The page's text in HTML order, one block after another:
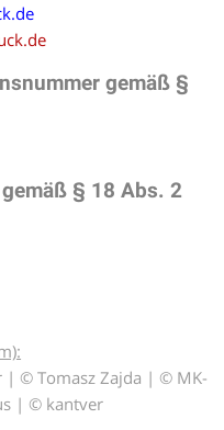
gemäß §
§ 18 Abs. 2
© Tomasz Zajda | © MK-
| © kantver